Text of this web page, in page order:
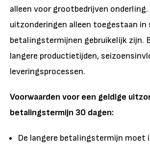
alleen voor grootbedrijven
uitzonderingen alleen toegestaan in
betalingstermijnen gebruikelijk zijn.
langere productietijden,
leveringsprocessen.
Voorwaarden voor een geldige
betalingstermijn 30 dagen:
De langere betalingstermijn moet